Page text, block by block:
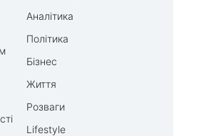
Аналітика
Політика
Бізнес
Життя
Розваги
Lifestyle